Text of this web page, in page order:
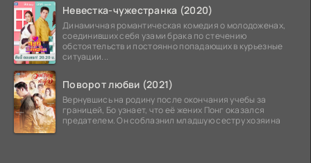
Невестка-чужестранка (2020)
Динамичная романтическая комедия о молодоженах,
соединивших себя узами брака по стечению
обстоятельств и постоянно попадающих в курьезные
ситуации...
Поворот любви (2021)
Вернувшись на родину после окончания учебы за
границей, Бо узнает, что её жених Понг оказался
предателем. Он соблазнил младшую сестру хозяина